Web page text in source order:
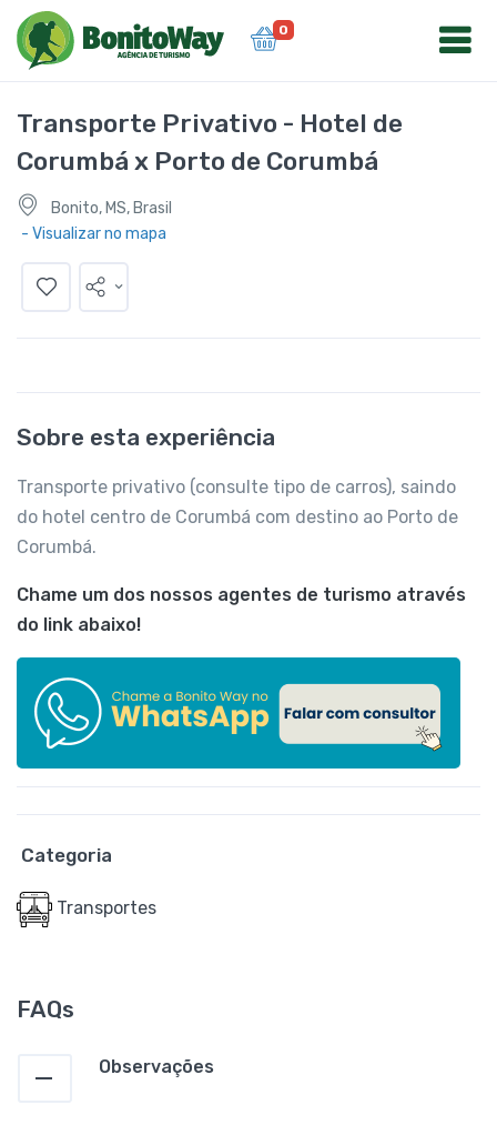
0
Transporte Privativo - Hotel de
Corumbá x Porto de Corumbá
Bonito, MS, Brasil
- Visualizar no mapa
Sobre esta experiência
Transporte privativo (consulte tipo de carros), saindo
do hotel centro de Corumbá com destino ao Porto de
Corumbá.
Chame um dos nossos agentes de turismo através
do link abaixo!
Categoria
Transportes
FAQs
Observações